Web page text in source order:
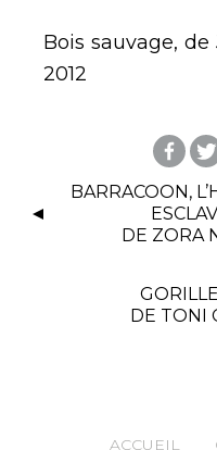
Bois sauvage,
2012
BARRACOON,
DE ZORA
DE TONI
ACCUEIL